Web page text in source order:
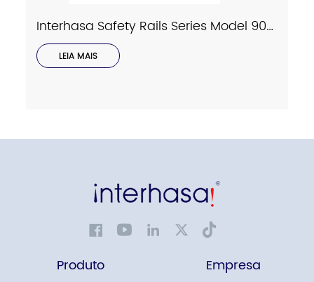
Interhasa Safety Rails Series Model 9023
LEIA MAIS
Produto Empresa